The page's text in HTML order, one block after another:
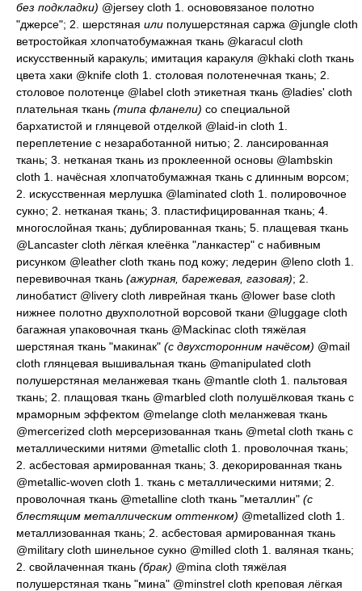
без подкладки) @jersey cloth 1. основовязаное полотно
"джерсе"; 2. шерстяная или полушерстяная саржа @jungle cloth
ветростойкая хлопчатобумажная ткань @karacul cloth
искусственный каракуль; имитация каракуля @khaki cloth ткань
цвета хаки @knife cloth 1. столовая полотенечная ткань; 2.
столовое полотенце @label cloth этикетная ткань @ladies' cloth
плательная ткань (типа фланели) со специальной
бархатистой и глянцевой отделкой @laid-in cloth 1.
переплетение с незаработанной нитью; 2. лансированная
ткань; 3. нетканая ткань из проклеенной основы @lambskin
cloth 1. начёсная хлопчатобумажная ткань с длинным ворсом;
2. искусственная мерлушка @laminated cloth 1. полировочное
сукно; 2. нетканая ткань; 3. пластифицированная ткань; 4.
многослойная ткань; дублированная ткань; 5. плащевая ткань
@Lancaster cloth лёгкая клеёнка "ланкастер" с набивным
рисунком @leather cloth ткань под кожу; ледерин @leno cloth 1.
перевивочная ткань (ажурная, барежевая, газовая); 2.
линобатист@livery cloth ливрейная ткань @lower base cloth
нижнее полотно двухполотной ворсовой ткани @luggage cloth
багажная упаковочная ткань @Mackinac cloth тяжёлая
шерстяная ткань "макинак" (с двухсторонним начёсом) @mail
cloth глянцевая вышивальная ткань @manipulated cloth
полушерстяная меланжевая ткань @mantle cloth 1. пальтовая
ткань; 2. плащовая ткань @marbled cloth полушёлковая ткань с
мраморным эффектом @melange cloth меланжевая ткань
@mercerized cloth мерсеризованная ткань @metal cloth ткань с
металлическими нитями @metallic cloth 1. проволочная ткань;
2. асбестовая армированная ткань; 3. декорированная ткань
@metallic-woven cloth 1. ткань с металлическими нитями; 2.
проволочная ткань @metalline cloth ткань "металлин" (с
блестящим металлическим оттенком) @metallized cloth 1.
металлизованная ткань; 2. асбестовая армированная ткань
@military cloth шинельное сукно @milled cloth 1. валяная ткань;
2. свойлаченная ткань (брак) @mina cloth тяжёлая
полушерстяная ткань "мина" @minstrel cloth креповая лёгкая